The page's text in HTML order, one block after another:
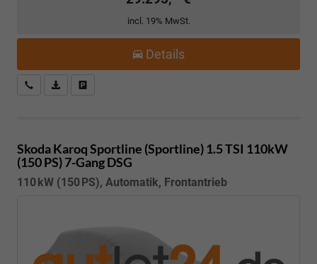
incl. 19% MwSt.
Details
Kostenloser Rückruf-Service
PDF-Datei, Fahrzeugexposé drucken
Skoda KaroqSportline (Sportline) 1.5 TSI 110kW
(150 PS) 7-Gang DSG
110 kW (150 PS), Automatik, Frontantrieb